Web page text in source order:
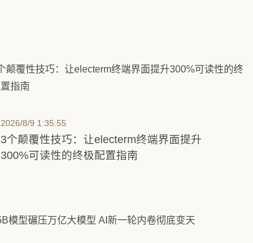
2026/8/9 1:35:55
3个颠覆性技巧：让electerm终端界面提升
300%可读性的终极配置指南